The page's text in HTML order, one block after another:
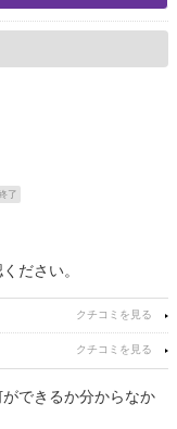
了
ださい。
できるか分からなか